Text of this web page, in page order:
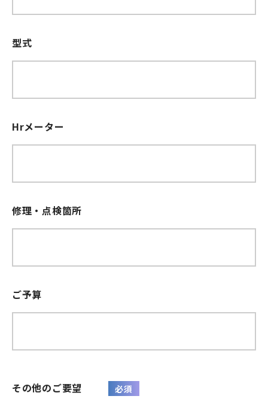
型式
Hrメーター
修理・点検箇所
ご予算
その他のご要望